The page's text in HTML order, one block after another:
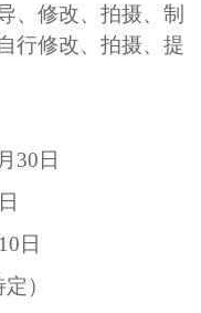
、修改、拍摄、制
行修改、拍摄、提
30日
日
）